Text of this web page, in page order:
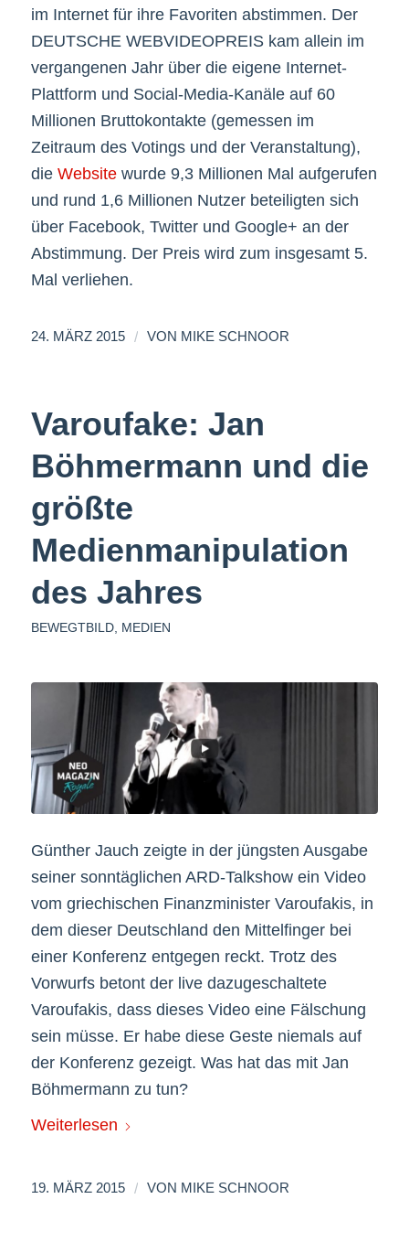
im Internet für ihre Favoriten abstimmen. Der
DEUTSCHE WEBVIDEOPREIS kam allein im
vergangenen Jahr über die eigene Internet-
Plattform und Social-Media-Kanäle auf 60
Millionen Bruttokontakte (gemessen im
Zeitraum des Votings und der Veranstaltung),
die Websitewurde 9,3 Millionen Mal aufgerufen
und rund 1,6 Millionen Nutzer beteiligten sich
über Facebook, Twitter und Google+ an der
Abstimmung. Der Preis wird zum insgesamt 5.
Mal verliehen.
24. MÄRZ 2015 / VON MIKE SCHNOOR
Varoufake: Jan
Böhmermann und die
größte
Medienmanipulation
des Jahres
BEWEGTBILD, MEDIEN
Günther Jauch zeigte in der jüngsten Ausgabe
seiner sonntäglichen ARD-Talkshow ein Video
vom griechischen Finanzminister Varoufakis, in
dem dieser Deutschland den Mittelfinger bei
einer Konferenz entgegen reckt. Trotz des
Vorwurfs betont der live dazugeschaltete
Varoufakis, dass dieses Video eine Fälschung
sein müsse. Er habe diese Geste niemals auf
der Konferenz gezeigt. Was hat das mit Jan
Böhmermann zu tun?
Weiterlesen
19. MÄRZ 2015 / VON MIKE SCHNOOR